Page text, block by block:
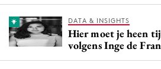
DATA & INSIGHTS
Hier moet je heen
volgens Inge de